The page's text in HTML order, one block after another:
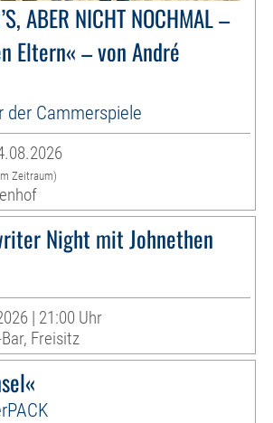
ABER NICHT NOCHMAL –
Eltern« – von André
der Cammerspiele
Zeitraum)
Night mit Johnethen
| 21:00 Uhr
Freisitz